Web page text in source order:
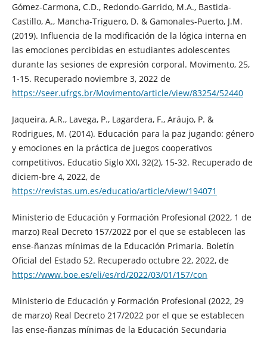
Gómez-Carmona, C.D., Redondo-Garrido, M.A., Bastida-
Castillo, A., Mancha-Triguero, D. & Gamonales-Puerto, J.M.
(2019). Influencia de la modificación de la lógica interna en
las emociones percibidas en estudiantes adolescentes
durante las sesiones de expresión corporal. Movimento, 25,
1-15. Recuperado noviembre 3, 2022 de
https://seer.ufrgs.br/Movimento/article/view/83254/52440
Jaqueira, A.R., Lavega, P., Lagardera, F., Aráujo, P. &
Rodrigues, M. (2014). Educación para la paz jugando: género
y emociones en la práctica de juegos cooperativos
competitivos. Educatio Siglo XXI, 32(2), 15-32. Recuperado de
diciem-bre 4, 2022, de
https://revistas.um.es/educatio/article/view/194071
Ministerio de Educación y Formación Profesional (2022, 1 de
marzo) Real Decreto 157/2022 por el que se establecen las
ense-ñanzas mínimas de la Educación Primaria. Boletín
Oficial del Estado 52. Recuperado octubre 22, 2022, de
https://www.boe.es/eli/es/rd/2022/03/01/157/con
Ministerio de Educación y Formación Profesional (2022, 29
de marzo) Real Decreto 217/2022 por el que se establecen
las ense-ñanzas mínimas de la Educación Secundaria